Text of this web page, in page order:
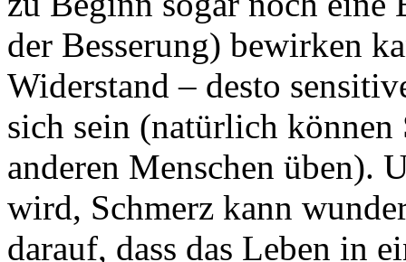
der Besserung) bewirken
Widerstand – desto
sich sein (natürlich
anderen Menschen üben).
wird, Schmerz kann
darauf, dass das Leben in